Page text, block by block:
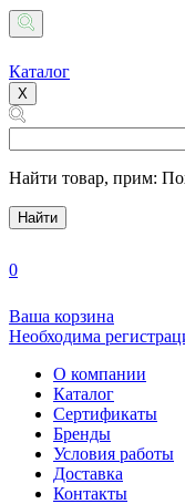
Каталог
X
Найти товар, прим:
Найти
0
Ваша корзина
Необходима
О компании
Каталог
Сертификаты
Бренды
Условия работы
Доставка
Контакты